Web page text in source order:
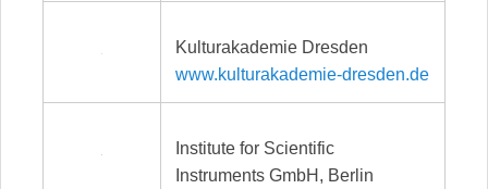
Kulturakademie Dresden
www.kulturakademie-dresden.de
Institute for Scientific
Instruments GmbH, Berlin